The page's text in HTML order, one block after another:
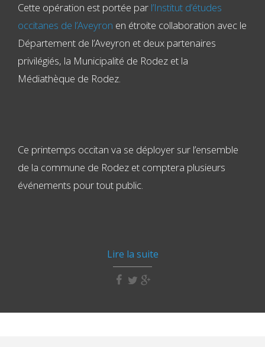
Cette opération est portée par l’Institut d’études
occitanes de l’Aveyron en étroite collaboration avec le
Département de l’Aveyron et deux partenaires
privilégiés, la Municipalité de Rodez et la
Médiathèque de Rodez.
Ce printemps occitan va se déployer sur l’ensemble
de la commune de Rodez et comptera plusieurs
événements pour tout public.
Lire la suite